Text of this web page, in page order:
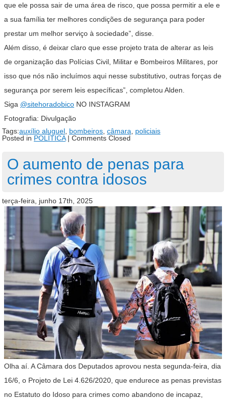
que ele possa sair de uma área de risco, que possa permitir a ele e
a sua família ter melhores condições de segurança para poder
prestar um melhor serviço à sociedade”, disse.
Além disso, é deixar claro que esse projeto trata de alterar as leis
de organização das Polícias Civil, Militar e Bombeiros Militares, por
isso que nós não incluímos aqui nesse substitutivo, outras forças de
segurança por serem leis específicas”, completou Alden.
Siga @sitehoradobico NO INSTAGRAM
Fotografia: Divulgação
Tags:auxílio aluguel bombeiros câmara
policiais
Posted in POLÍTICA| Comments Closed
O aumento de penas para
crimes contra idosos
terça-feira, junho 17th, 2025
Olha aí. A Câmara dos Deputados aprovou nesta segunda-feira, dia
16/6, o Projeto de Lei 4.626/2020, que endurece as penas previstas
no Estatuto do Idoso para crimes como abandono de incapaz,